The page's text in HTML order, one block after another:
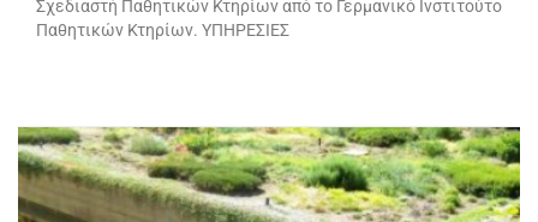
Σχεδιαστή Παθητικών Κτηρίων από το Γερμανικό Ινστιτούτο
Παθητικών Κτηρίων. ΥΠΗΡΕΣΙΕΣ